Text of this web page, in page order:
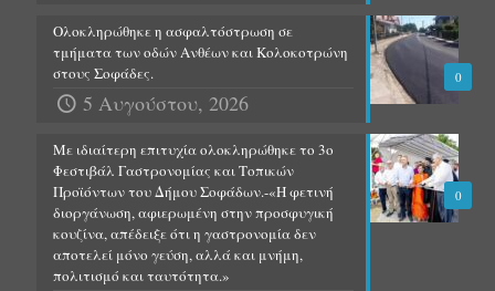
0
Ολοκληρώθηκε η ασφαλτόστρωση σε
τμήματα των οδών Ανθέων και Κολοκοτρώνη
στους Σοφάδες.
5 Αυγούστου, 2026
0
Με ιδιαίτερη επιτυχία ολοκληρώθηκε το 3ο
Φεστιβάλ Γαστρονομίας και Τοπικών
Προϊόντων του Δήμου Σοφάδων.-«Η φετινή
διοργάνωση, αφιερωμένη στην προσφυγική
κουζίνα, απέδειξε ότι η γαστρονομία δεν
αποτελεί μόνο γεύση, αλλά και μνήμη,
πολιτισμό και ταυτότητα.»